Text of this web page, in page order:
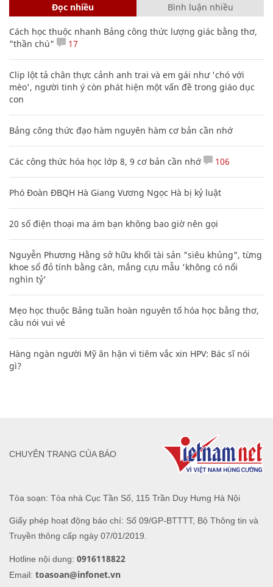
Đọc nhiều Bình luận nhiều
Cách học thuộc nhanh Bảng công thức lượng giác bằng thơ,
"thần chú"
17
Clip lột tả chân thực cảnh anh trai và em gái như 'chó với
mèo', người tinh ý còn phát hiện một vấn đề trong giáo dục
con
Bảng công thức đạo hàm nguyên hàm cơ bản cần nhớ
Các công thức hóa học lớp 8, 9 cơ bản cần nhớ 106
Phó Đoàn ĐBQH Hà Giang Vương Ngọc Hà bị kỷ luật
20 số điện thoại ma ám bạn không bao giờ nên gọi
Nguyễn Phương Hằng sở hữu khối tài sản "siêu khủng", từng
khoe sổ đỏ tính bằng cân, mắng cựu mẫu 'không có nổi
nghìn tỷ'
Mẹo học thuộc Bảng tuần hoàn nguyên tố hóa học bằng thơ,
câu nói vui vẻ
Hàng ngàn người Mỹ ân hận vì tiêm vắc xin HPV: Bác sĩ nói
gì?
Tòa soạn: Tòa nhà Cục Tần Số, 115 Trần Duy Hưng Hà Nội
Giấy phép hoạt động báo chí: Số 09/GP-BTTTT, Bộ Thông tin và
Truyền thông cấp ngày 07/01/2019.
Hotline nội dung: 0916118822
Email: toasoan@infonet.vn
CHUYÊN TRANG CỦA BÁO